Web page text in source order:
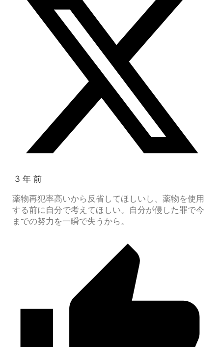
3 年 前
薬物再犯率高いから反省してほしいし、薬物を使用
する前に自分で考えてほしい。自分が侵した罪で今
までの努力を一瞬で失うから。